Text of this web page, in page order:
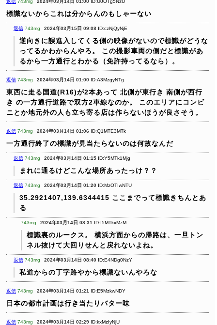
返信 743mg 2024年03月14日 01:00 ID:U0OTg5NzU
標識ないからこれは分からんのもしゃーない
返信 743mg 2024年03月15日 09:08 ID:czNjQyNjE
逆向きに誤進入してくる側の映像がないので標識がどうな
ってるかわからんやろ。
この撮影車両の側だと標識があ
るから一方通行とわかる（免許持ってるなら）。
返信 743mg 2024年03月14日 01:00 ID:A3MzgyNTg
東西に走る国道(R16)が2本あって 北側が東行き 南側が西行
き の一方通行道路で双方2車線なのか。
このエリアにコンビ
ニとか地元外の人も立ち寄る店は作らないほうが良さそう。
返信 743mg 2024年03月14日 01:06 ID:Q1MTE3MTk
一方通行終了の標識が見当たらないのは何故なんだ
返信 743mg 2024年03月14日 01:15 ID:Y5MTk1Mjg
まれに通るけどこんな場所あったっけ？？
返信 743mg 2024年03月14日 01:20 ID:MzOTIwNTU
35.2921407,139.6344415 ここまでって標識きちんとあ
る
743mg 2024年03月14日 08:31 ID:I5MTkxMzM
標識裏のルークス。
横浜方面からの帰路は、一旦トン
ネル抜けて大回りせんと戻れないよね。
返信 743mg 2024年03月14日 08:40 ID:E4NDg0NzY
私道からの丁字路やから標識ないんやろな
返信 743mg 2024年03月14日 01:21 ID:E5MzkwNDY
日本の都市計画は行き当たりバター味
返信 743mg 2024年03月14日 02:29 ID:kxMzIyNjU